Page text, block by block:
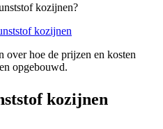
kozijnen?
kozijnen
hoe de prijzen en kosten
opgebouwd.
kozijnen